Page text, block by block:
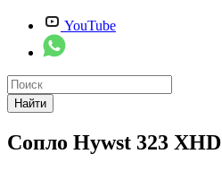
YouTube
Найти
Сопло Hywst 323 XHD